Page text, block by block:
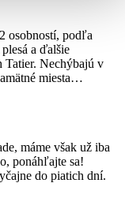
osobností, podľa
a ďalšie
Tatier. Nechýbajú v
miesta…
máme však už iba
ponáhľajte sa!
do piatich dní.